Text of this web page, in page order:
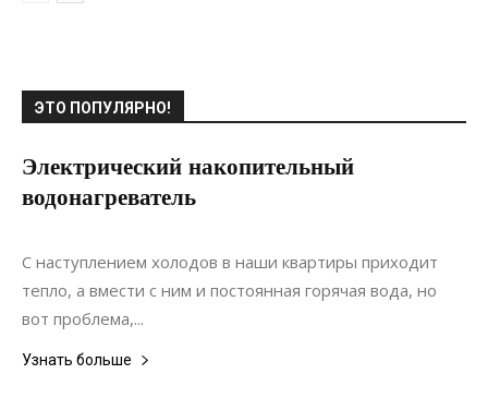
ЭТО ПОПУЛЯРНО!
Электрический накопительный
водонагреватель
21.09.2017
С наступлением холодов в наши квартиры приходит
тепло, а вмести с ним и постоянная горячая вода, но
вот проблема,...
Узнать больше